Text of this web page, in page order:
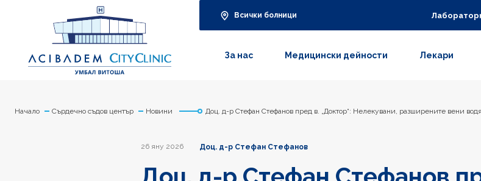
Всички болници
За нас Медицински дейности Лекари
Начало Сърдечно съдов център Новини Доц. д-р Стефан Стефанов пред в. „Доктор“: Нелекувани, разширените вени
26 яну 2026 Доц. д-р Стефан Стефанов